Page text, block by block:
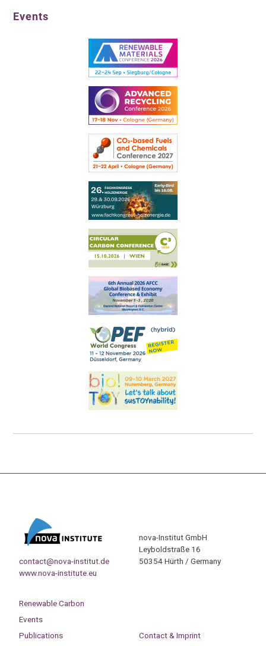
Events
contact@nova-institut.de
www.nova-institute.eu
nova-Institut GmbH
Leyboldstraße 16
50354 Hürth / Germany
Renewable Carbon
Events
Publications
Contact & Imprint